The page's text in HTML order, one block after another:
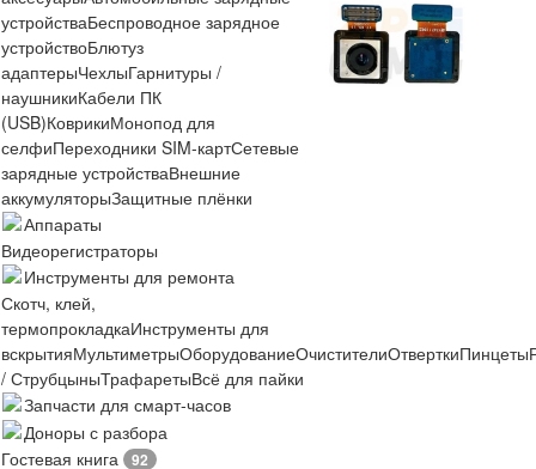
устройстваБеспроводное зарядное
устройствоБлютуз
адаптерыЧехлыГарнитуры /
наушникиКабели ПК
(USB)КоврикиМонопод для
селфиПереходники SIM-картСетевые
зарядные устройстваВнешние
аккумуляторыЗащитные плёнки
Аппараты
Видеорегистраторы
Инструменты для ремонта
Скотч, клей,
термопрокладкаИнструменты для
вскрытияМультиметрыОборудованиеОчистителиОтверткиПинцеты
/ СтрубцыныТрафаретыВсё для пайки
Запчасти для смарт-часов
Доноры с разбора
Гостевая книга
92